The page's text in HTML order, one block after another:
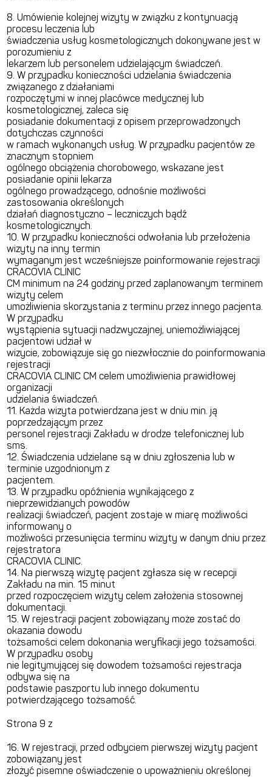
8. Umówienie kolejnej wizyty w związku z kontynuacją
procesu leczenia lub
świadczenia usług kosmetologicznych dokonywane jest w
porozumieniu z
lekarzem lub personelem udzielającym świadczeń.
9. W przypadku konieczności udzielania świadczenia
związanego z działaniami
rozpoczętymi w innej placówce medycznej lub
kosmetologicznej, zaleca się
posiadanie dokumentacji z opisem przeprowadzonych
dotychczas czynności
w ramach wykonanych usług. W przypadku pacjentów ze
znacznym stopniem
ogólnego obciążenia chorobowego, wskazane jest
posiadanie opinii lekarza
ogólnego prowadzącego, odnośnie możliwości
zastosowania określonych
działań diagnostyczno – leczniczych bądź
kosmetologicznych.
10. W przypadku konieczności odwołania lub przełożenia
wizyty na inny termin
wymaganym jest wcześniejsze poinformowanie rejestracji
CRACOVIA CLINIC
CM minimum na 24 godziny przed zaplanowanym terminem
wizyty celem
umożliwienia skorzystania z terminu przez innego pacjenta.
W przypadku
wystąpienia sytuacji nadzwyczajnej, uniemożliwiającej
pacjentowi udział w
wizycie, zobowiązuje się go niezwłocznie do poinformowania
rejestracji
CRACOVIA CLINIC CM celem umożliwienia prawidłowej
organizacji
udzielania świadczeń.
11. Każda wizyta potwierdzana jest w dniu min. ją
poprzedzającym przez
personel rejestracji Zakładu w drodze telefonicznej lub
sms.
12. Świadczenia udzielane są w dniu zgłoszenia lub w
terminie uzgodnionym z
pacjentem.
13. W przypadku opóźnienia wynikającego z
nieprzewidzianych powodów
realizacji świadczeń, pacjent zostaje w miarę możliwości
informowany o
możliwości przesunięcia terminu wizyty w danym dniu przez
rejestratora
CRACOVIA CLINIC.
14. Na pierwszą wizytę pacjent zgłasza się w recepcji
Zakładu na min. 15 minut
przed rozpoczęciem wizyty celem założenia stosownej
dokumentacji.
15. W rejestracji pacjent zobowiązany może zostać do
okazania dowodu
tożsamości celem dokonania weryfikacji jego tożsamości.
W przypadku osoby
nie legitymującej się dowodem tożsamości rejestracja
odbywa się na
podstawie paszportu lub innego dokumentu
potwierdzającego tożsamość.
Strona 9 z
16. W rejestracji, przed odbyciem pierwszej wizyty pacjent
zobowiązany jest
złożyć pisemne oświadczenie o upoważnieniu określonej